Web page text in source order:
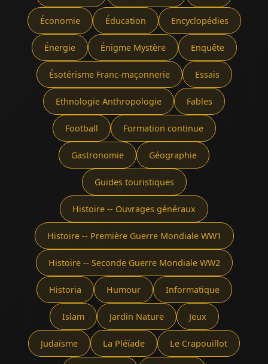
Économie Éducation Encyclopédies
Énergie Énigme Mystère Enquête
Ésotérisme Franc-maçonnerie Essais
Ethnologie Anthropologie Fables
Football Formation continue
Gastronomie Géographie
Guides touristiques
Histoire -- Ouvrages généraux
Histoire -- Première Guerre Mondiale WW1
Histoire -- Seconde Guerre Mondiale WW2
Historia Humour Informatique
Islam Jardin Nature Jeux
Judaïsme La Pléïade Le Crapouillot